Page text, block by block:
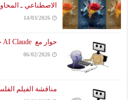
الاصطناعي ـ المحاور:
14/03/2026
حوار مع AI Claude حول التاريخ والحقيقة
06/02/2026
مناقشة الفيلم الفلسفي